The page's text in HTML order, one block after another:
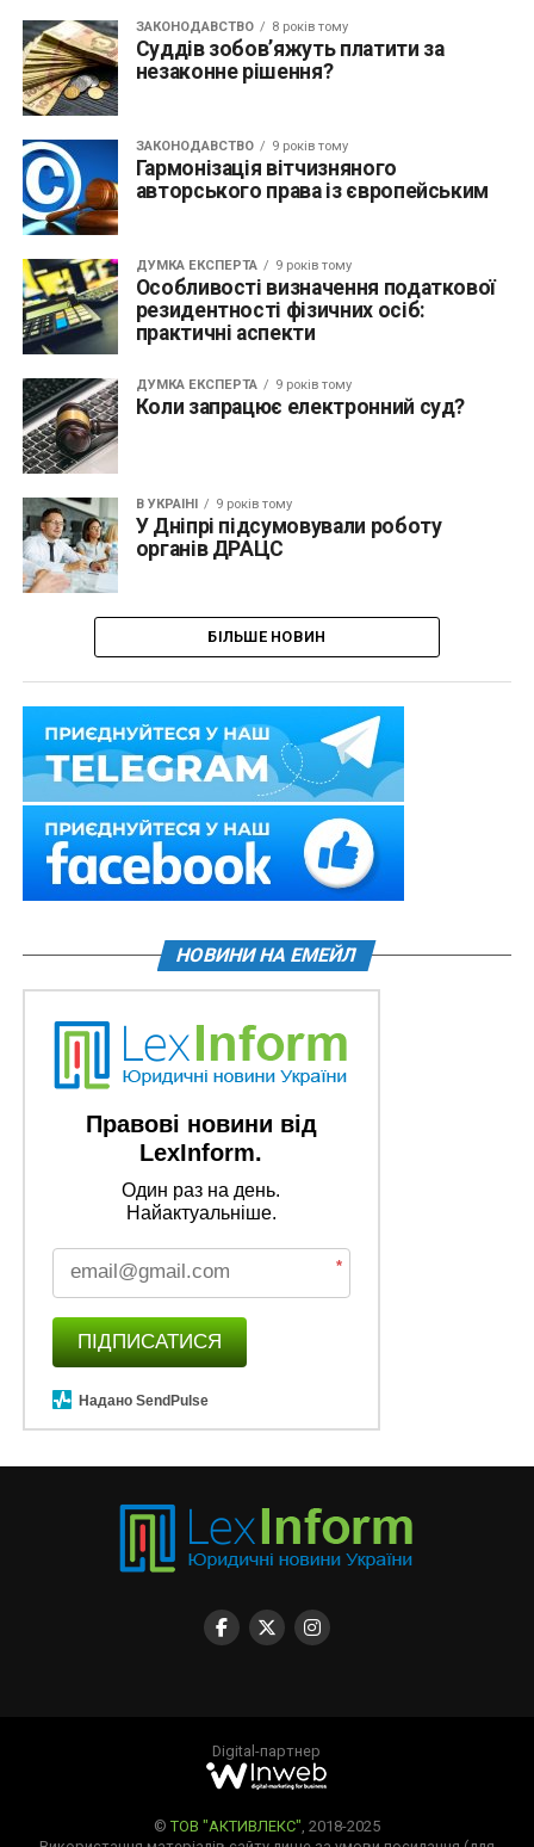
ЗАКОНОДАВСТВО 8 років тому
Суддів зобов’яжуть платити за
незаконне рішення?
ЗАКОНОДАВСТВО 9 років тому
Гармонізація вітчизняного
авторського права із європейським
ДУМКА ЕКСПЕРТА 9 років тому
Особливості визначення податкової
резидентності фізичних осіб:
практичні аспекти
ДУМКА ЕКСПЕРТА 9 років тому
Коли запрацює електронний суд?
В УКРАЇНІ 9 років тому
У Дніпрі підсумовували роботу
органів ДРАЦС
БІЛЬШЕ НОВИН
НОВИНИ НА ЕМЕЙЛ
Правові новини від
LexInform.
Один раз на день.
Найактуальніше.
*
ПІДПИСАТИСЯ
Надано SendPulse
Digital-партнер
© ТОВ "АКТИВЛЕКС" , 2018-2025